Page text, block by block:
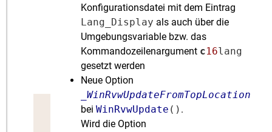
Konfigurationsdatei mit dem Eintrag
Lang_Display als auch über die
Umgebungsvariable bzw. das
Kommandozeilenargument c16lang
gesetzt werden
Neue Option
_WinRvwUpdateFromTopLocation
beiWinRvwUpdate () .
Wird die Option